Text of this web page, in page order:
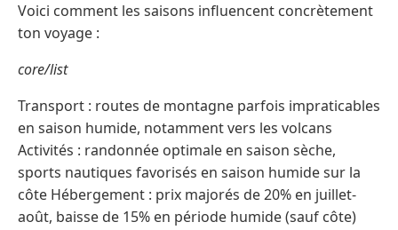
Voici comment les saisons influencent concrètement
ton voyage :
core/list
Transport : routes de montagne parfois impraticables
en saison humide, notamment vers les volcans
Activités : randonnée optimale en saison sèche,
sports nautiques favorisés en saison humide sur la
côte Hébergement : prix majorés de 20% en juillet-
août, baisse de 15% en période humide (sauf côte)